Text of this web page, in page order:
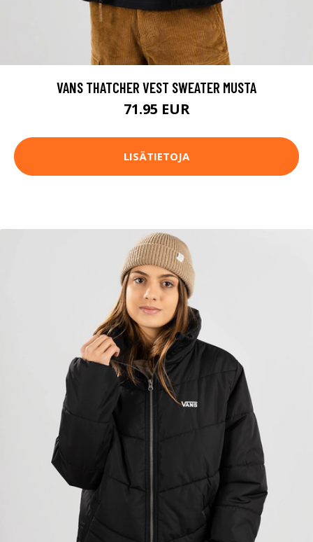
VANS THATCHER VEST SWEATER MUSTA
71.95 EUR
LISÄTIETOJA